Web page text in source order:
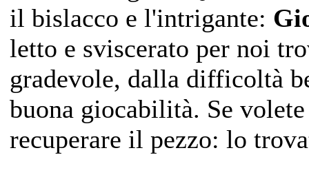
il bislacco e l'intrigante:
letto e sviscerato per noi
gradevole, dalla difficoltà
buona giocabilità. Se
recuperare il pezzo: lo